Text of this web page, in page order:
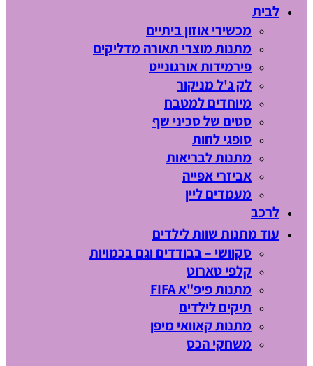
לבית
מכשירי אוזון ביתיים
מתנות מוצרי תאורה מדליקים
פירמידות אורגונייט
לק ג'ל מניקור
מיוחדים למטבח
סטים של סכיני שף
סופגי לחות
מתנות לבריאות
אביזרי אפייה
מעמדים ליין
לרכב
עוד מתנות שוות לילדים
סקוושי – בבודדים וגם בכמויות
קלפי טארוט
מתנות פיפ"א FIFA
תיקים לילדים
מתנות קאוואי מיפן
משחקי הכס